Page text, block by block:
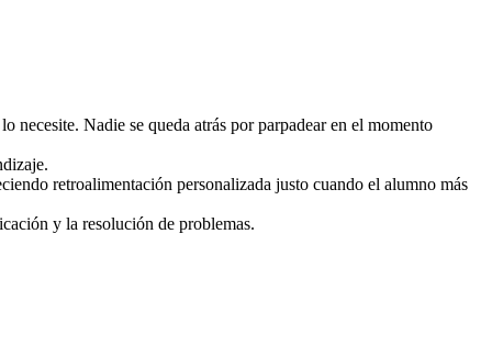
necesite. Nadie se queda atrás por parpadear en el momento
retroalimentación personalizada justo cuando el alumno más
y la resolución de problemas.